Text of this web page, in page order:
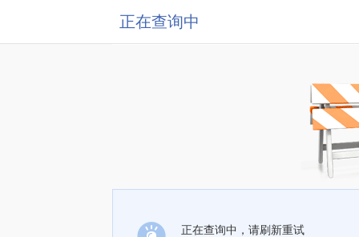
正在查询中
正在查询中，请刷新重试